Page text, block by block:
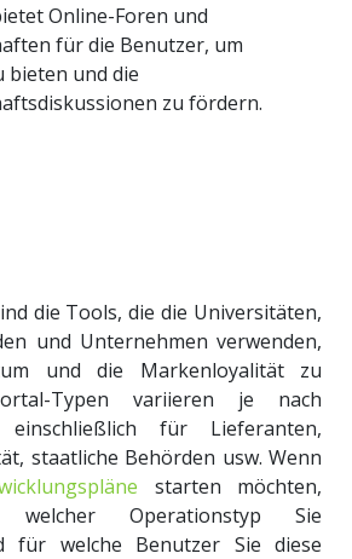
Online-Foren und
für die Benutzer, um
bieten und die
zu fördern.
die Tools, die die Universitäten,
und Unternehmen verwenden,
und die Markenloyalität zu
Typen variieren je nach
einschließlich für Lieferanten,
staatliche Behörden usw. Wenn
starten möchten,
welcher Operationstyp Sie
für welche Benutzer Sie diese